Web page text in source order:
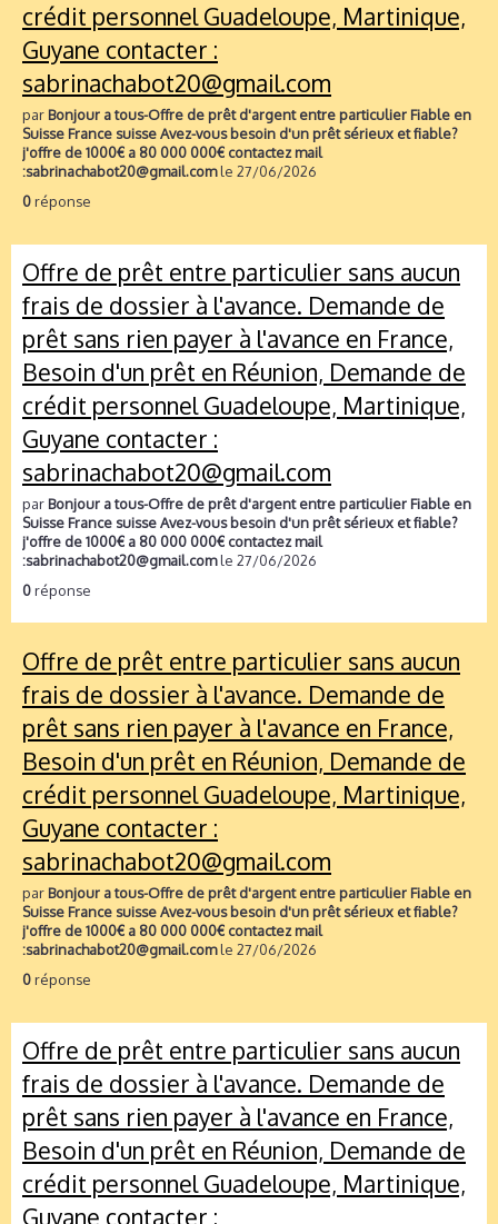
crédit personnel Guadeloupe, Martinique,
Guyane contacter :
sabrinachabot20@gmail.com
parBonjour a tous-Offre de prêt d'argent entre particulier Fiable en
Suisse France suisse Avez-vous besoin d'un prêt sérieux et fiable?
j'offre de 1000€ a 80 000 000€ contactez mail
:sabrinachabot20@gmail.comle 27/06/2026
0réponse
Offre de prêt entre particulier sans aucun
frais de dossier à l'avance. Demande de
prêt sans rien payer à l'avance en France,
Besoin d'un prêt en Réunion, Demande de
crédit personnel Guadeloupe, Martinique,
Guyane contacter :
sabrinachabot20@gmail.com
parBonjour a tous-Offre de prêt d'argent entre particulier Fiable en
Suisse France suisse Avez-vous besoin d'un prêt sérieux et fiable?
j'offre de 1000€ a 80 000 000€ contactez mail
:sabrinachabot20@gmail.comle 27/06/2026
0réponse
Offre de prêt entre particulier sans aucun
frais de dossier à l'avance. Demande de
prêt sans rien payer à l'avance en France,
Besoin d'un prêt en Réunion, Demande de
crédit personnel Guadeloupe, Martinique,
Guyane contacter :
sabrinachabot20@gmail.com
parBonjour a tous-Offre de prêt d'argent entre particulier Fiable en
Suisse France suisse Avez-vous besoin d'un prêt sérieux et fiable?
j'offre de 1000€ a 80 000 000€ contactez mail
:sabrinachabot20@gmail.comle 27/06/2026
0réponse
Offre de prêt entre particulier sans aucun
frais de dossier à l'avance. Demande de
prêt sans rien payer à l'avance en France,
Besoin d'un prêt en Réunion, Demande de
crédit personnel Guadeloupe, Martinique,
Guyane contacter :